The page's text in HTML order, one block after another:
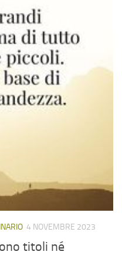
4 NOVEMBRE 2023
titoli né